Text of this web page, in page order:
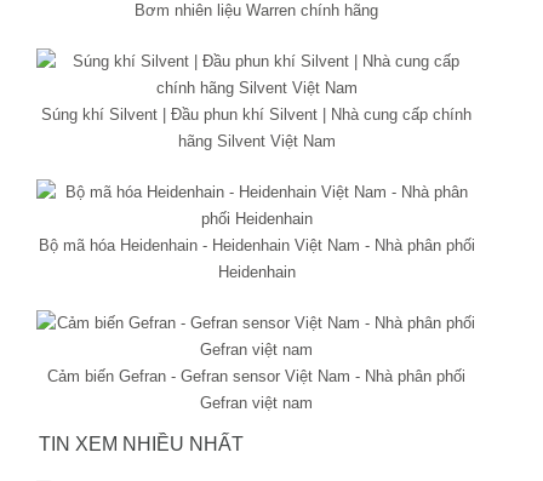
Bơm nhiên liệu Warren chính hãng
Súng khí Silvent | Đầu phun khí Silvent | Nhà cung cấp chính
hãng Silvent Việt Nam
Bộ mã hóa Heidenhain - Heidenhain Việt Nam - Nhà phân phối
Heidenhain
Cảm biến Gefran - Gefran sensor Việt Nam - Nhà phân phối
Gefran việt nam
TIN XEM NHIỀU NHẤT